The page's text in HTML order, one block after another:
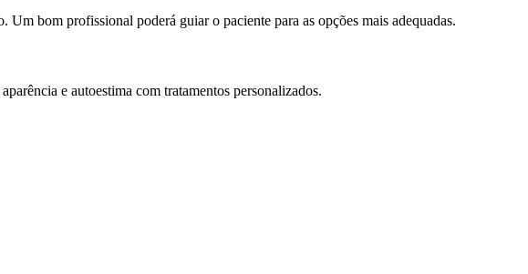
bom profissional poderá guiar o paciente para as opções mais adequadas.
e autoestima com tratamentos personalizados.